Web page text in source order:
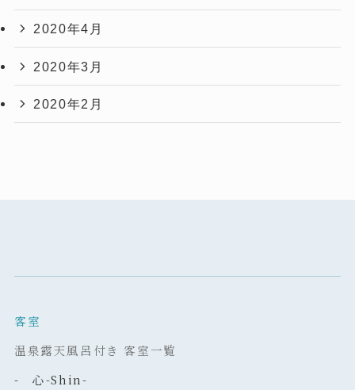
2020年4月
2020年3月
2020年2月
客室
温泉露天風呂付き 客室一覧
- 心-Shin-